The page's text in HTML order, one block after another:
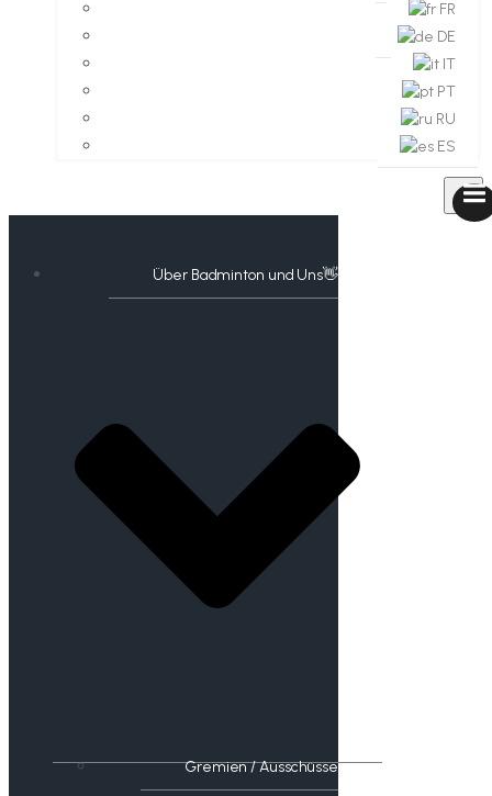
FR
DE
IT
PT
RU
ES
Über Badminton und Uns👋
Gremien / Ausschüsse